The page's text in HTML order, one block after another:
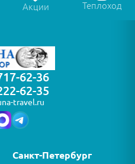
Акции Теплоход
62-36
62-35
travel.ru
Санкт-Петербург